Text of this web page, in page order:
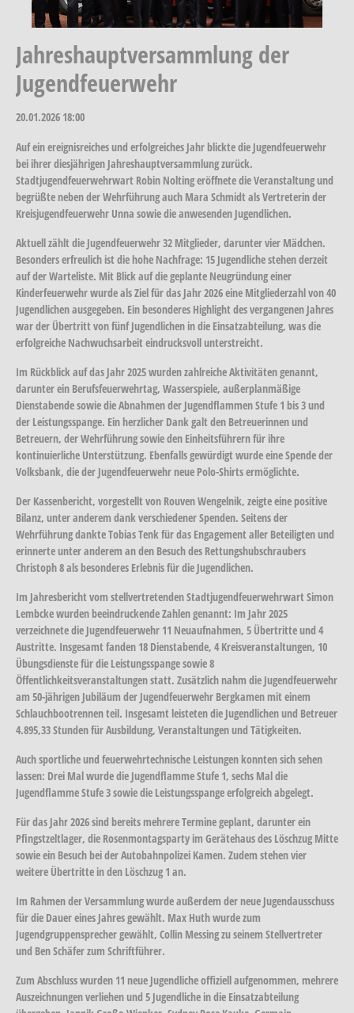
Jahreshauptversammlung der
Jugendfeuerwehr
20.01.2026 18:00
Auf ein ereignisreiches und erfolgreiches Jahr blickte die Jugendfeuerwehr
bei ihrer diesjährigen Jahreshauptversammlung zurück.
Stadtjugendfeuerwehrwart Robin Nolting eröffnete die Veranstaltung und
begrüßte neben der Wehrführung auch Mara Schmidt als Vertreterin der
Kreisjugendfeuerwehr Unna sowie die anwesenden Jugendlichen.
Aktuell zählt die Jugendfeuerwehr 32 Mitglieder, darunter vier Mädchen.
Besonders erfreulich ist die hohe Nachfrage: 15 Jugendliche stehen derzeit
auf der Warteliste. Mit Blick auf die geplante Neugründung einer
Kinderfeuerwehr wurde als Ziel für das Jahr 2026 eine Mitgliederzahl von 40
Jugendlichen ausgegeben. Ein besonderes Highlight des vergangenen Jahres
war der Übertritt von fünf Jugendlichen in die Einsatzabteilung, was die
erfolgreiche Nachwuchsarbeit eindrucksvoll unterstreicht.
Im Rückblick auf das Jahr 2025 wurden zahlreiche Aktivitäten genannt,
darunter ein Berufsfeuerwehrtag, Wasserspiele, außerplanmäßige
Dienstabende sowie die Abnahmen der Jugendflammen Stufe 1 bis 3 und
der Leistungsspange. Ein herzlicher Dank galt den Betreuerinnen und
Betreuern, der Wehrführung sowie den Einheitsführern für ihre
kontinuierliche Unterstützung. Ebenfalls gewürdigt wurde eine Spende der
Volksbank, die der Jugendfeuerwehr neue Polo-Shirts ermöglichte.
Der Kassenbericht, vorgestellt von Rouven Wengelnik, zeigte eine positive
Bilanz, unter anderem dank verschiedener Spenden. Seitens der
Wehrführung dankte Tobias Tenk für das Engagement aller Beteiligten und
erinnerte unter anderem an den Besuch des Rettungshubschraubers
Christoph 8 als besonderes Erlebnis für die Jugendlichen.
Im Jahresbericht vom stellvertretenden Stadtjugendfeuerwehrwart Simon
Lembcke wurden beeindruckende Zahlen genannt: Im Jahr 2025
verzeichnete die Jugendfeuerwehr 11 Neuaufnahmen, 5 Übertritte und 4
Austritte. Insgesamt fanden 18 Dienstabende, 4 Kreisveranstaltungen, 10
Übungsdienste für die Leistungsspange sowie 8
Öffentlichkeitsveranstaltungen statt. Zusätzlich nahm die Jugendfeuerwehr
am 50-jährigen Jubiläum der Jugendfeuerwehr Bergkamen mit einem
Schlauchbootrennen teil. Insgesamt leisteten die Jugendlichen und Betreuer
4.895,33 Stunden für Ausbildung, Veranstaltungen und Tätigkeiten.
Auch sportliche und feuerwehrtechnische Leistungen konnten sich sehen
lassen: Drei Mal wurde die Jugendflamme Stufe 1, sechs Mal die
Jugendflamme Stufe 3 sowie die Leistungsspange erfolgreich abgelegt.
Für das Jahr 2026 sind bereits mehrere Termine geplant, darunter ein
Pfingstzeltlager, die Rosenmontagsparty im Gerätehaus des Löschzug Mitte
sowie ein Besuch bei der Autobahnpolizei Kamen. Zudem stehen vier
weitere Übertritte in den Löschzug 1 an.
Im Rahmen der Versammlung wurde außerdem der neue Jugendausschuss
für die Dauer eines Jahres gewählt. Max Huth wurde zum
Jugendgruppensprecher gewählt, Collin Messing zu seinem Stellvertreter
und Ben Schäfer zum Schriftführer.
Zum Abschluss wurden 11 neue Jugendliche offiziell aufgenommen, mehrere
Auszeichnungen verliehen und 5 Jugendliche in die Einsatzabteilung